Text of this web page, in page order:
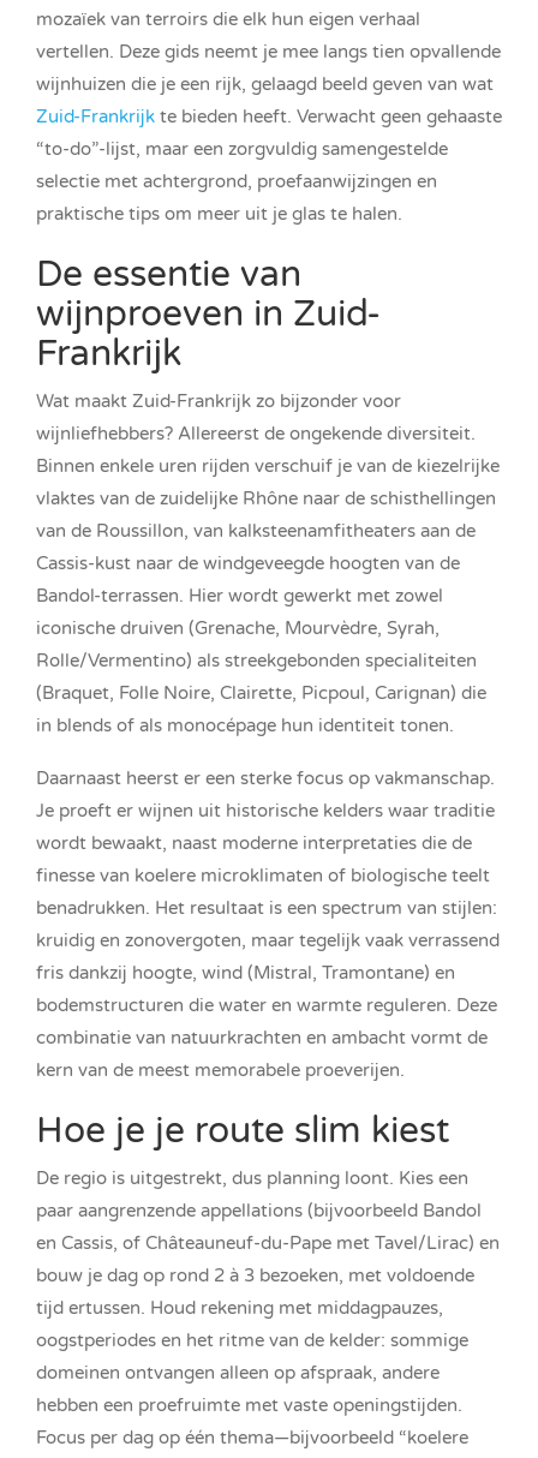
mozaïek van terroirs die elk hun eigen verhaal
vertellen. Deze gids neemt je mee langs tien opvallende
wijnhuizen die je een rijk, gelaagd beeld geven van wat
Zuid-Frankrijk te bieden heeft. Verwacht geen gehaaste
“to-do”-lijst, maar een zorgvuldig samengestelde
selectie met achtergrond, proefaanwijzingen en
praktische tips om meer uit je glas te halen.
De essentie van
wijnproeven in Zuid-
Frankrijk
Wat maakt Zuid-Frankrijk zo bijzonder voor
wijnliefhebbers? Allereerst de ongekende diversiteit.
Binnen enkele uren rijden verschuif je van de kiezelrijke
vlaktes van de zuidelijke Rhône naar de schisthellingen
van de Roussillon, van kalksteenamfitheaters aan de
Cassis-kust naar de windgeveegde hoogten van de
Bandol-terrassen. Hier wordt gewerkt met zowel
iconische druiven (Grenache, Mourvèdre, Syrah,
Rolle/Vermentino) als streekgebonden specialiteiten
(Braquet, Folle Noire, Clairette, Picpoul, Carignan) die
in blends of als monocépage hun identiteit tonen.
Daarnaast heerst er een sterke focus op vakmanschap.
Je proeft er wijnen uit historische kelders waar traditie
wordt bewaakt, naast moderne interpretaties die de
finesse van koelere microklimaten of biologische teelt
benadrukken. Het resultaat is een spectrum van stijlen:
kruidig en zonovergoten, maar tegelijk vaak verrassend
fris dankzij hoogte, wind (Mistral, Tramontane) en
bodemstructuren die water en warmte reguleren. Deze
combinatie van natuurkrachten en ambacht vormt de
kern van de meest memorabele proeverijen.
Hoe je je route slim kiest
De regio is uitgestrekt, dus planning loont. Kies een
paar aangrenzende appellations (bijvoorbeeld Bandol
en Cassis, of Châteauneuf-du-Pape met Tavel/Lirac) en
bouw je dag op rond 2 à 3 bezoeken, met voldoende
tijd ertussen. Houd rekening met middagpauzes,
oogstperiodes en het ritme van de kelder: sommige
domeinen ontvangen alleen op afspraak, andere
hebben een proefruimte met vaste openingstijden.
Focus per dag op één thema—bijvoorbeeld “koelere